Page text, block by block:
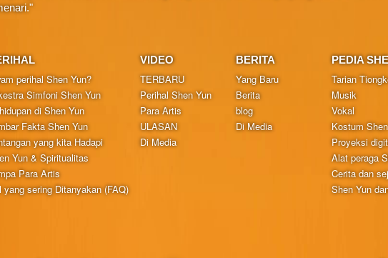
perihal Shen Yun?
Simfoni Shen Yun
di Shen Yun
Fakta Shen Yun
yang kita Hadapi
Yun & Spiritualitas
Para Artis
yang sering Ditanyakan (FAQ)
VIDEO
TERBARU
Perihal Shen Yun
Para Artis
ULASAN
Di Media
BERITA
Yang Baru
Berita
blog
Di Media
PEDIA
Tarian
Musik
Vokal
Kostum
Proyeksi
Alat peraga
Cerita dan
Shen Yun